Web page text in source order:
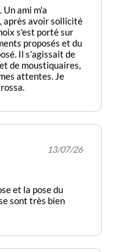
ami m'a
après avoir sollicité
s'est porté sur
proposés et du
Il s'agissait de
de moustiquaires,
attentes. Je
13/07/26
et la pose du
sont très bien